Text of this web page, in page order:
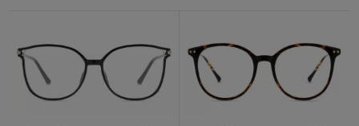
Ajánlott arcformák